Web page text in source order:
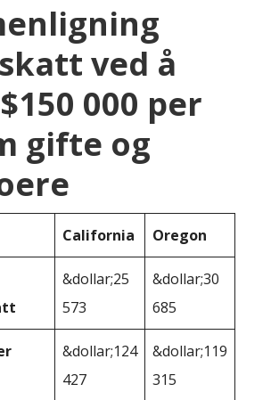
ved å
000 per
gifte og
California Oregon
&dollar;25
573
&dollar;30
685
&dollar;124
427
&dollar;119
315